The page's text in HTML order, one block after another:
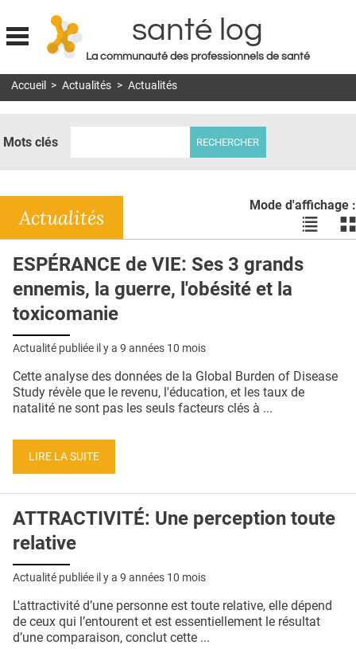
Jump to navigation
santé log
La communauté des professionnels de santé
MON COMPTE
DOSSIERS
RÉSEAUX
E-REVUE SAD
THÉMA
L'APP
PUBLICITÉ
CONTACT
Accueil > Actualités > Actualités
Mots clés
Mode d'affichage :
Voir
les
les
Actualités
ESPÉRANCE de VIE: Ses 3 grands
ennemis, la guerre, l'obésité et la
toxicomanie
Actualité publiée il y a 9 années 10 mois
Cette analyse des données de la Global Burden of Disease
Study révèle que le revenu, l'éducation, et les taux de
natalité ne sont pas les seuls facteurs clés à ...
LIRE LA SUITE
ATTRACTIVITÉ: Une perception toute
relative
Actualité publiée il y a 9 années 10 mois
L'attractivité d’une personne est toute relative, elle dépend
de ceux qui l’entourent et est essentiellement le résultat
d’une comparaison, conclut cette ...